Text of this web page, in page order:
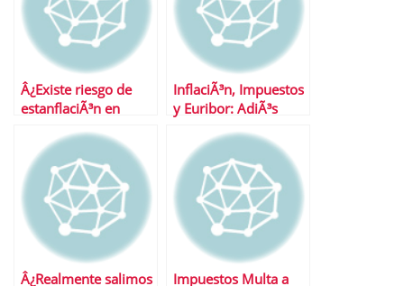
Â¿Existe riesgo de
estanflaciÃ³n en
InflaciÃ³n, Impuestos
y Euribor: AdiÃ³s
Â¿Realmente salimos
Impuestos Multa a